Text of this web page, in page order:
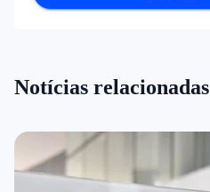
Notícias relacionadas